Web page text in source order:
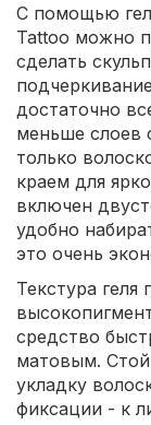
С помощью
Tattoo можно
сделать
достаточно
меньше слоев
только
краем для
включен
удобно
это очень
Текстура геля
средство
матовым.
укладку
фиксации - к